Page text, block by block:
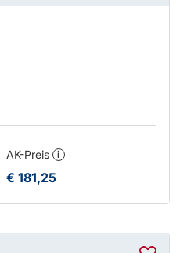
AK-Preis i
€ 181,25